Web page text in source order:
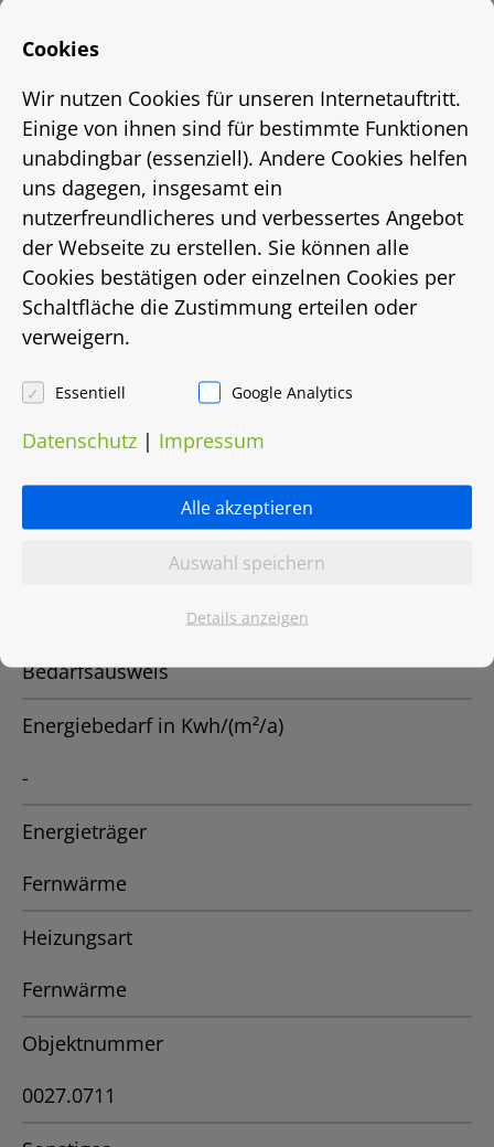
2020
Straße, Hausnr.
Elsa-Kruse-Str. 1
Stadtteil
Vahrenwald
Ort
Hannover
Status
Energieausweistyp
Bedarfsausweis
Energiebedarf in Kwh/(m²/a)
-
Energieträger
Fernwärme
Heizungsart
Fernwärme
Objektnummer
0027.0711
Cookies
Wir nutzen Cookies für unseren Internetauftritt.
Einige von ihnen sind für bestimmte Funktionen
unabdingbar (essenziell). Andere Cookies helfen
uns dagegen, insgesamt ein
nutzerfreundlicheres und verbessertes Angebot
der Webseite zu erstellen. Sie können alle
Cookies bestätigen oder einzelnen Cookies per
Schaltfläche die Zustimmung erteilen oder
verweigern.
Essentiell Google Analytics
Datenschutz | Impressum
Alle akzeptieren
Auswahl speichern
Details anzeigen